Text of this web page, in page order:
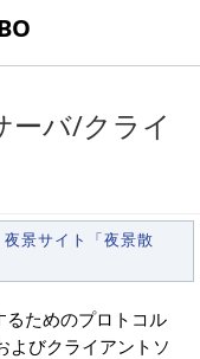
ーバ/クライ
景サイト「夜景散
ためのプロトコル
よびクライアントソ